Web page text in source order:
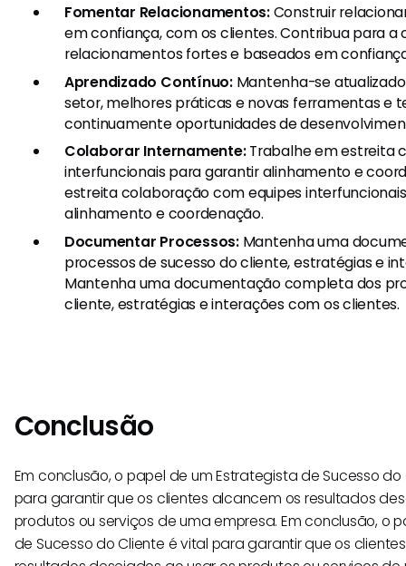
Fomentar Relacionamentos:Construir
em confiança, com os clientes. Contribua para a
relacionamentos fortes e baseados em
Aprendizado Contínuo:Mantenha-se
setor, melhores práticas e novas ferramentas e
continuamente oportunidades de
Colaborar Internamente:Trabalhe em estreita
interfuncionais para garantir alinhamento e
estreita colaboração com equipes
alinhamento e coordenação.
Documentar Processos:Mantenha uma
processos de sucesso do cliente, estratégias e
Mantenha uma documentação completa dos
cliente, estratégias e interações com os clientes.
Conclusão
Em conclusão, o papel de um Estrategista de Sucesso
para garantir que os clientes alcancem os resultados
produtos ou serviços de uma empresa. Em conclusão, o
de Sucesso do Cliente é vital para garantir que os